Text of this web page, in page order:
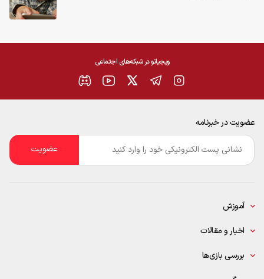
ویجیاتو در شبکه‌های اجتماعی
عضویت در خبرنامه
ایمیل
آموزش
اخبار و مقالات
بررسی بازی‌ها